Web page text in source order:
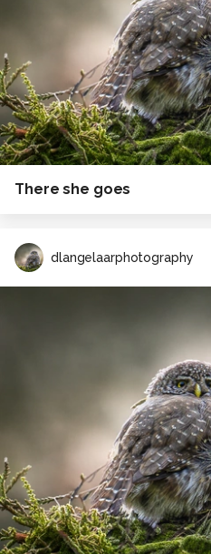
There she goes
dlangelaarphotography